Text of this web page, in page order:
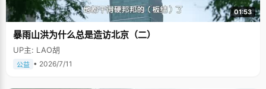
01:53
暴雨山洪为什么总是造访北京（二）
UP主: LAO胡
公益 • 2026/7/11